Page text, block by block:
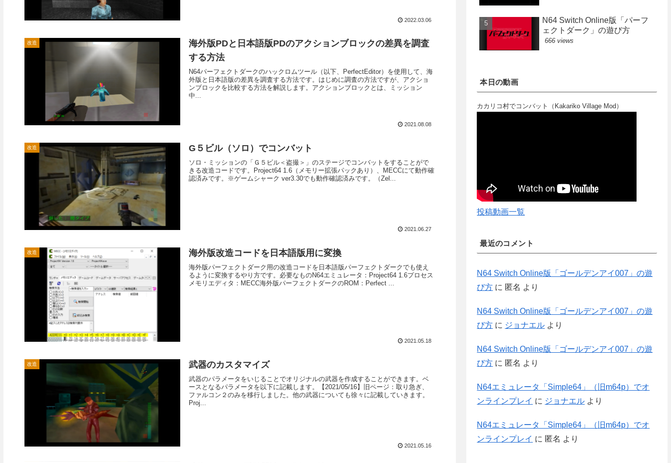
2022.03.06
改造
海外版PDと日本語版PDのアクションブロックの差異を調査
する方法
N64パーフェクトダークのハックロムツール（以下、PerfectEditor）を使用して、海
外版と日本語版の差異を調査する方法です。はじめに調査の方法ですが、アクショ
ンブロックを比較する方法を解説します。アクションブロックとは、ミッション
中...
2021.08.08
改造 G５ビル（ソロ）でコンバット
ソロ・ミッションの「Ｇ５ビル＜盗撮＞」のステージでコンバットをすることがで
きる改造コードです。Project64 1.6（メモリー拡張パックあり）、MECCにて動作確
認済みです。※ゲームシャーク ver3.30でも動作確認済みです。（Zel...
2021.06.27
改造 海外版改造コードを日本語版用に変換
海外版パーフェクトダーク用の改造コードを日本語版パーフェクトダークでも使え
るように変換するやり方です。必要なものN64エミュレータ：Project64 1.6プロセス
メモリエディタ：MECC海外版パーフェクトダークのROM：Perfect ...
2021.05.18
改造 武器のカスタマイズ
武器のパラメータをいじることでオリジナルの武器を作成することができます。ベ
ースとなるパラメータを以下に記載します。【2021/05/16】旧ページ：取り急ぎ、
ファルコン２のみを移行しました。他の武器についても徐々に記載していきます。
Proj...
2021.05.16
N64 Switch Online版「パーフ
ェクトダーク」の遊び方
666 views
本日の動画
カカリコ村でコンバット（Kakariko Village Mod）
投稿動画一覧
最近のコメント
N64 Switch Online版「ゴールデンアイ007」の遊
び方 に 匿名 より
N64 Switch Online版「ゴールデンアイ007」の遊
び方 に ジョナエル より
N64 Switch Online版「ゴールデンアイ007」の遊
び方 に 匿名 より
N64エミュレータ「Simple64」（旧m64p）でオ
ンラインプレイ に ジョナエル より
N64エミュレータ「Simple64」（旧m64p）でオ
ンラインプレイ に 匿名 より